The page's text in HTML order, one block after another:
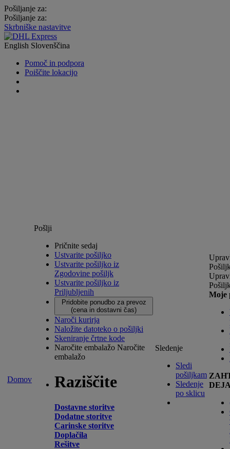
Pošiljanje za:
Pošiljanje za:
Skrbniške nastavitve
English Slovenščina
Pomoč in podpora
Poiščite lokacijo
Domov
Pošlji
Pričnite sedaj
Ustvarite pošiljko
Ustvarite pošiljko iz
Zgodovine pošiljk
Ustvarite pošiljko iz
Priljubljenih
Pridobite ponudbo za prevoz
(cena in dostavni čas)
Naroči kurirja
Naložite datoteko o pošiljki
Skeniranje črtne kode
Naročite embalažo Naročite
embalažo
Raziščite
Dostavne storitve
Dodatne storitve
Carinske storitve
Doplačila
Rešitve
Sledenje
Sledi
pošiljkam
Sledenje
po sklicu
Moje